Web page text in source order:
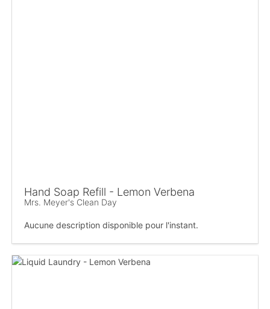
Hand Soap Refill - Lemon Verbena
Mrs. Meyer's Clean Day
Aucune description disponible pour l'instant.